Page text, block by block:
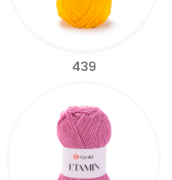
439